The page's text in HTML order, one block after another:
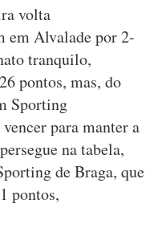
volta
em Alvalade por 2-
tranquilo,
pontos, mas, do
Sporting
para manter a
na tabela,
de Braga, que
pontos,